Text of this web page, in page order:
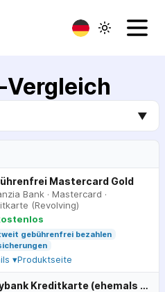
▼
Mastercard Gold
Bank · Mastercard ·
(Revolving)
gebührenfrei bezahlen
▾Produktseite
easybank Kreditkarte (ehemals Barclays)